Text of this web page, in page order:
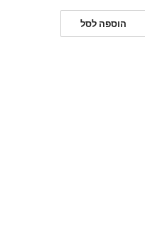
הוספה לסל